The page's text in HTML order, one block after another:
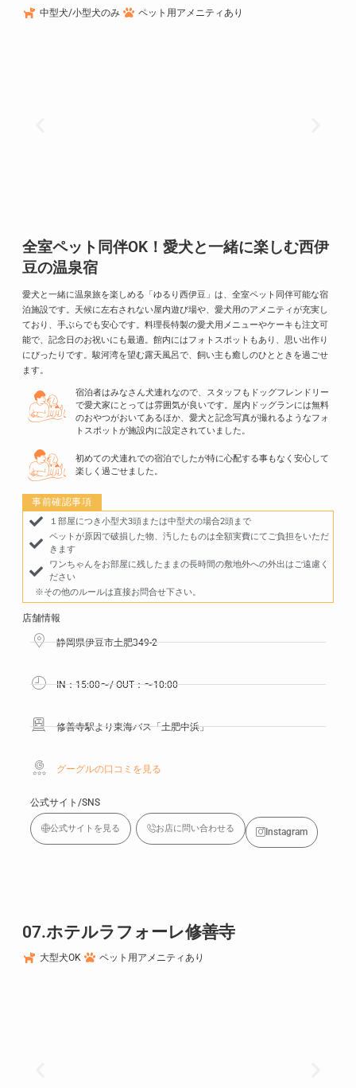
中型犬/小型犬のみ ペット用アメニティあり
全室ペット同伴OK！愛犬と一緒に楽しむ西伊
豆の温泉宿
愛犬と一緒に温泉旅を楽しめる「ゆるり西伊豆」は、全室ペット同伴可能な宿
泊施設です。 天候に左右されない屋内遊び場や、愛犬用のアメニティが充実し
ており、手ぶらでも安心です。 料理長特製の愛犬用メニューやケーキも注文可
能で、記念日のお祝いにも最適。 館内にはフォトスポットもあり、思い出作り
にぴったりです。 駿河湾を望む露天風呂で、飼い主も癒しのひとときを過ごせ
ます。
宿泊者はみなさん犬連れなので、スタッフもドッグフレンドリー
で愛犬家にとっては雰囲気が良いです。屋内ドッグランには無料
のおやつがおいてあるほか、愛犬と記念写真が撮れるようなフォ
トスポットが施設内に設定されていました。
初めての犬連れでの宿泊でしたが特に心配する事もなく安心して
楽しく過ごせました。
事前確認事項
１部屋につき小型犬3頭または中型犬の場合2頭まで
ペットが原因で破損した物、汚したものは全額実費にてご負担をいただ
きます
ワンちゃんをお部屋に残したままの長時間の敷地外への外出はご遠慮く
ださい
※その他のルールは直接お問合せ下さい。
店舗情報
静岡県伊豆市土肥349-2
IN：15:00〜/ OUT：〜10:00
修善寺駅より東海バス「土肥中浜」
グーグルの口コミを見る
公式サイト/SNS
公式サイトを見る お店に問い合わせる Instagram
07.ホテルラフォーレ修善寺
大型犬OK ペット用アメニティあり